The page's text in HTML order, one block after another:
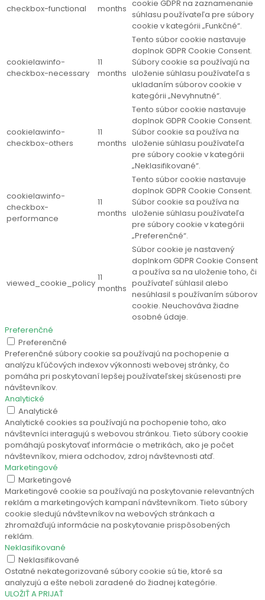
checkbox-functional
months cookie GDPR na zaznamenanie
súhlasu používateľa pre súbory
cookie v kategórii „Funkčné“.
cookielawinfo-
checkbox-necessary
11
months
Tento súbor cookie nastavuje
doplnok GDPR Cookie Consent.
Súbory cookie sa používajú na
uloženie súhlasu používateľa s
ukladaním súborov cookie v
kategórii „Nevyhnutné“.
cookielawinfo-
checkbox-others
11
months
Tento súbor cookie nastavuje
doplnok GDPR Cookie Consent.
Súbor cookie sa používa na
uloženie súhlasu používateľa
pre súbory cookie v kategórii
„Neklasifikované“.
cookielawinfo-
checkbox-
performance
11
months
Tento súbor cookie nastavuje
doplnok GDPR Cookie Consent.
Súbor cookie sa používa na
uloženie súhlasu používateľa
pre súbory cookie v kategórii
„Preferenčné“.
viewed_cookie_policy
11
months
Súbor cookie je nastavený
doplnkom GDPR Cookie Consent
a používa sa na uloženie toho, či
používateľ súhlasil alebo
nesúhlasil s používaním súborov
cookie. Neuchováva žiadne
osobné údaje.
Preferenčné
Preferenčné
Preferenčné súbory cookie sa používajú na pochopenie a
analýzu kľúčových indexov výkonnosti webovej stránky, čo
pomáha pri poskytovaní lepšej používateľskej skúsenosti pre
návštevníkov.
Analytické
Analytické
Analytické cookies sa používajú na pochopenie toho, ako
návštevníci interagujú s webovou stránkou. Tieto súbory cookie
pomáhajú poskytovať informácie o metrikách, ako je počet
návštevníkov, miera odchodov, zdroj návštevnosti atď.
Marketingové
Marketingové
Marketingové cookie sa používajú na poskytovanie relevantných
reklám a marketingových kampaní návštevníkom. Tieto súbory
cookie sledujú návštevníkov na webových stránkach a
zhromažďujú informácie na poskytovanie prispôsobených
reklám.
Neklasifikované
Neklasifikované
Ostatné nekategorizované súbory cookie sú tie, ktoré sa
analyzujú a ešte neboli zaradené do žiadnej kategórie.
ULOŽIŤ A PRIJAŤ